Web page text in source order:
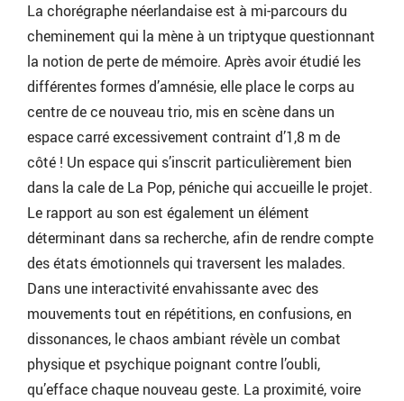
La chorégraphe néerlandaise est à mi-parcours du
cheminement qui la mène à un triptyque questionnant
la notion de perte de mémoire. Après avoir étudié les
différentes formes d’amnésie, elle place le corps au
centre de ce nouveau trio, mis en scène dans un
espace carré excessivement contraint d’1,8 m de
côté ! Un espace qui s’inscrit particulièrement bien
dans la cale de La Pop, péniche qui accueille le projet.
Le rapport au son est également un élément
déterminant dans sa recherche, afin de rendre compte
des états émotionnels qui traversent les malades.
Dans une interactivité envahissante avec des
mouvements tout en répétitions, en confusions, en
dissonances, le chaos ambiant révèle un combat
physique et psychique poignant contre l’oubli,
qu’efface chaque nouveau geste. La proximité, voire